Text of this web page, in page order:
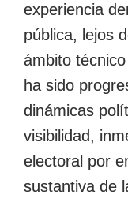
experiencia
pública, lejos
ámbito
ha sido
dinámicas
visibilidad,
electoral por
sustantiva de